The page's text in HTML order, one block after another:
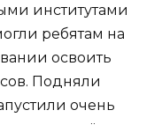
институтами
ребятам на
освоить
Подняли
очень